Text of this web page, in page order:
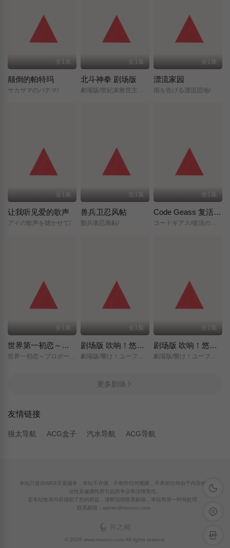
全1集
颠倒的帕特玛
サカサマのパテマ/
全1集
北斗神拳 剧场版
劇場版/世紀末救世主伝説/北斗の拳/
全1集
漂流家园
雨を告げる漂流団地/
全1集
让我听见爱的歌声
アイの歌声を聴かせて/
全1集
兽兵卫忍风帖
獣兵衛忍風帖/
全1集
Code Geass 复活的鲁路修
コードギアス/復活のルルーシュ/
全1集
世界第一初恋～求婚篇～
全1集
剧场版 吹响！悠风号～想要传达的旋律～
全1集
剧场版 吹响！悠风号～誓言的终章～
更多剧场
友情链接
很太导航 ACG盒子 汽水导航 ACG导航
深色模
留言反
APP下
本站只提供WEB页面服务，本站不存储、不制作任何视频，不承担任何由于内容的合
法性及健康性所引起的争议和法律责任。
若本站收录内容侵犯了您的权益，请附说明联系邮箱，本站将第一时间处理。
联系邮箱：admin@moonci.com
© 2026 www.moonci.com All rights reservd.